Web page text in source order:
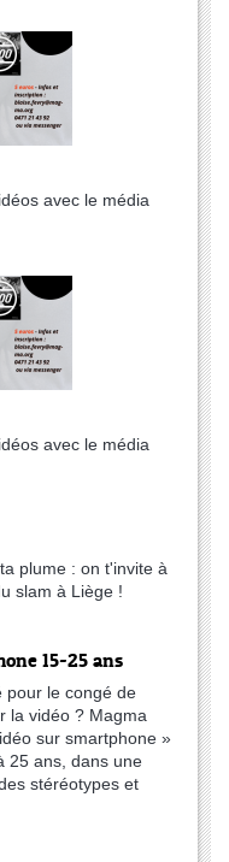
avec le média
avec le média
plume : on t'invite à
slam à Liège !
15-25 ans
pour le congé de
la vidéo ? Magma
sur smartphone »
25 ans, dans une
stéréotypes et